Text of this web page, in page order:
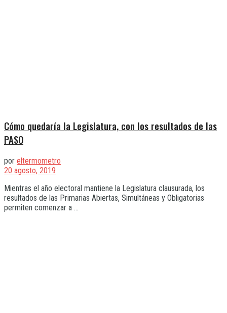
Cómo quedaría la Legislatura, con los resultados de las
PASO
por eltermometro
20 agosto, 2019
Mientras el año electoral mantiene la Legislatura clausurada, los
resultados de las Primarias Abiertas, Simultáneas y Obligatorias
permiten comenzar a ...